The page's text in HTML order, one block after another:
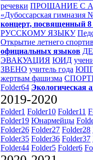
речевки ПРОЩАНИЕ С
«Дубоссарская гимназия
концерт, посвященный
РУССКОМУ ЯЗЫКУ
Открытие летнего
официальных языков
ЭВАКУАЦИЯ ЮИД
ЗВЕНО учитель года
жертвам фашизма
Folder64 Экологическая
2019-2020
Folder1 Folder10 Folder11
Folder19 Юнармейцы
Folder26 Folder27 Folder28
Folder35 Folder36 Folder37
Folder44 Folder5 Folder6